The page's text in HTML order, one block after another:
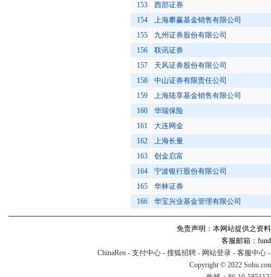
153
西部证券
154
上海攀赢基金销售有限公司
155
九州证券股份有限公司
156
联讯证券
157
天风证券股份有限公司
158
中山证券有限责任公司
159
上海陆享基金销售有限公司
160
华瑞保险
161
大连网金
162
上海长量
163
创金启富
164
宁波银行股份有限公司
165
华林证券
166
华宝兴业基金管理有限公司
免责声明：本网站提供之资
客服邮箱：
ChinaRen - 支付中心 - 搜狐招聘 - 网站登录 - 客服中心
Copyright © 2022